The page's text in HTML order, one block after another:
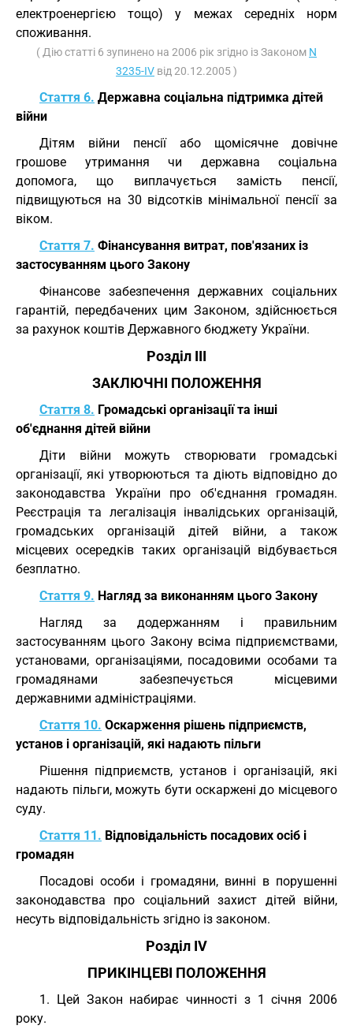
електроенергією тощо) у межах середніх норм
споживання.
( Дію статті 6 зупинено на 2006 рік згідно із Законом N
3235-IV від 20.12.2005 )
Стаття 6. Державна соціальна підтримка дітей
війни
Дітям війни пенсії або щомісячне довічне
грошове утримання чи державна соціальна
допомога, що виплачується замість пенсії,
підвищуються на 30 відсотків мінімальної пенсії за
віком.
Стаття 7. Фінансування витрат, пов'язаних із
застосуванням цього Закону
Фінансове забезпечення державних соціальних
гарантій, передбачених цим Законом, здійснюється
за рахунок коштів Державного бюджету України.
Розділ III
ЗАКЛЮЧНІ ПОЛОЖЕННЯ
Стаття 8. Громадські організації та інші
об'єднання дітей війни
Діти війни можуть створювати громадські
організації, які утворюються та діють відповідно до
законодавства України про об'єднання громадян.
Реєстрація та легалізація інвалідських організацій,
громадських організацій дітей війни, а також
місцевих осередків таких організацій відбувається
безплатно.
Стаття 9. Нагляд за виконанням цього Закону
Нагляд за додержанням і правильним
застосуванням цього Закону всіма підприємствами,
установами, організаціями, посадовими особами та
громадянами забезпечується місцевими
державними адміністраціями.
Стаття 10. Оскарження рішень підприємств,
установ і організацій, які надають пільги
Рішення підприємств, установ і організацій, які
надають пільги, можуть бути оскаржені до місцевого
суду.
Стаття 11. Відповідальність посадових осіб і
громадян
Посадові особи і громадяни, винні в порушенні
законодавства про соціальний захист дітей війни,
несуть відповідальність згідно із законом.
Розділ IV
ПРИКІНЦЕВІ ПОЛОЖЕННЯ
1. Цей Закон набирає чинності з 1 січня 2006
року.